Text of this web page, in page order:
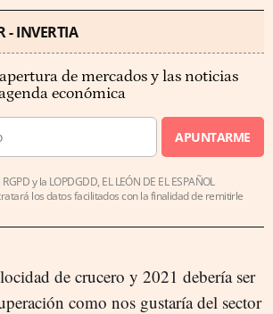
- INVERTIA
de mercados y las noticias
económica
APUNTARME
y la LOPDGDD, EL LEÓN DE EL ESPAÑOL
tratará los datos facilitados con la finalidad de remitirle
de crucero y 2021 debería ser
como nos gustaría del sector